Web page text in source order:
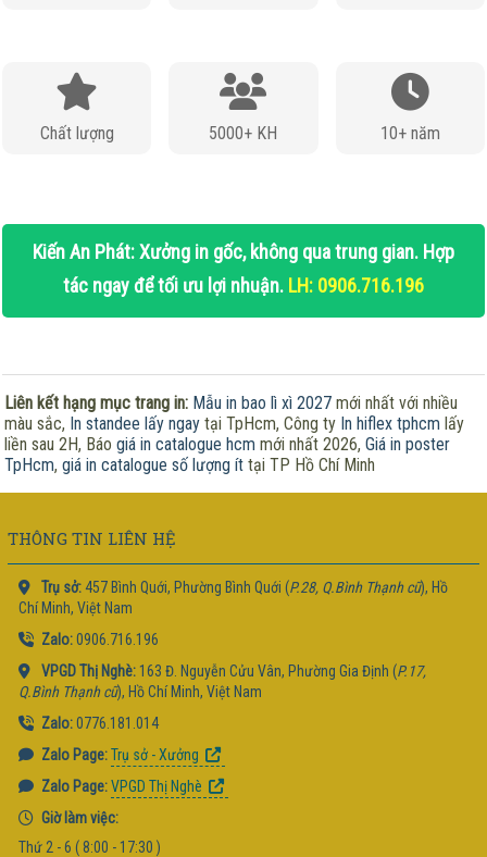
Chất lượng 5000+ KH 10+ năm
Kiến An Phát: Xưởng in gốc, không qua trung gian. Hợp
tác ngay để tối ưu lợi nhuận. LH: 0906.716.196
Liên kết hạng mục trang in: Mẫu in bao lì xì 2027 mới nhất với nhiều
màu sắc, In standee lấy ngay tại TpHcm, Công ty In hiflex tphcm lấy
liền sau 2H, Báogiá in catalogue hcm mới nhất 2026,Giá in poster
TpHcm,giá in catalogue số lượng ít tại TP Hồ Chí Minh
THÔNG TIN LIÊN HỆ
Trụ sở:457 Bình Quới, Phường Bình Quới (P.28, Q.Bình Thạnh cũ), Hồ
Chí Minh, Việt Nam
Zalo:0906.716.196
VPGD Thị Nghè:163 Đ. Nguyễn Cửu Vân, Phường Gia Định (P.17,
Q.Bình Thạnh cũ), Hồ Chí Minh, Việt Nam
Zalo:0776.181.014
Zalo Page: Trụ sở - Xưởng
Zalo Page: VPGD Thị Nghè
Giờ làm việc:
Thứ 2 - 6 ( 8:00 - 17:30 )